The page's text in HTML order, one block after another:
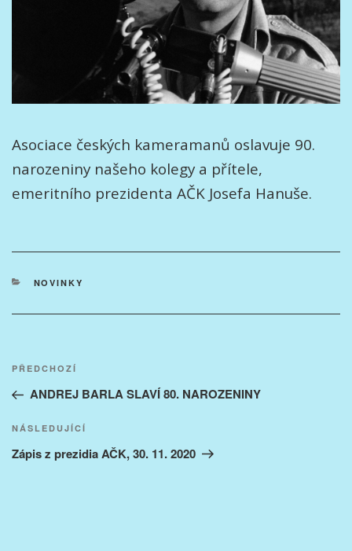
Asociace českých kameramanů oslavuje 90.
narozeniny našeho kolegy a přítele,
emeritního prezidenta AČK Josefa Hanuše.
RUBRIKY
NOVINKY
Navigace
příspěvek
Předchozí
příspěvek
PŘEDCHOZÍ
ANDREJ BARLA SLAVÍ 80. NAROZENINY
Následující
příspěvek
NÁSLEDUJÍCÍ
Zápis z prezidia AČK, 30. 11. 2020